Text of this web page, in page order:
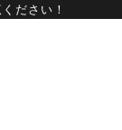
ださい！